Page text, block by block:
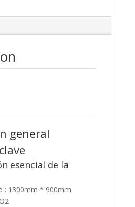
general
esencial de la
: 1300mm * 900mm